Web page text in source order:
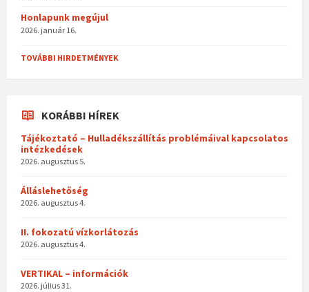
Honlapunk megújul
2026. január 16.
TOVÁBBI HIRDETMÉNYEK
KORÁBBI HÍREK
Tájékoztató – Hulladékszállítás problémáival kapcsolatos
intézkedések
2026. augusztus 5.
Álláslehetőség
2026. augusztus 4.
II. fokozatú vízkorlátozás
2026. augusztus 4.
VERTIKAL – információk
2026. július 31.